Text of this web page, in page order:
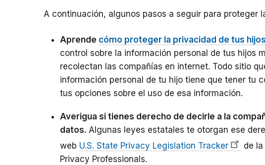
A continuación, algunos pasos a seguir para proteger
Aprende cómo proteger la privacidad de tus hijos
control sobre la información personal de tus hijos
recolectan las compañías en internet. Todo sitio
información personal de tu hijo tiene que tener tu
tus opciones sobre el uso de esa información.
Averigua si tienes derecho de decirle a la
datos. Algunas leyes estatales te otorgan ese
web U.S. State Privacy Legislation Tracker
de
Privacy Professionals.